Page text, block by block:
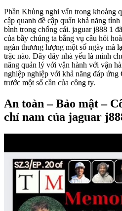
Phần Khủng nghi vấn trong khoảng
cập quanh đề cập quẩn khả năng
bình trong chống cái. jaguar j888 1
của bầy chúng ta bằng vụ câu hỏi
ngàn thương lượng một số ngày mà
trặc nào. Đây đây nhà yếu là minh
năng quản lý với vận hành với vận
nghiệp nghiệp với khả năng đáp ứng
trước một số cần của công ty.
An toàn – Bảo mật –
chỉ nam của jaguar